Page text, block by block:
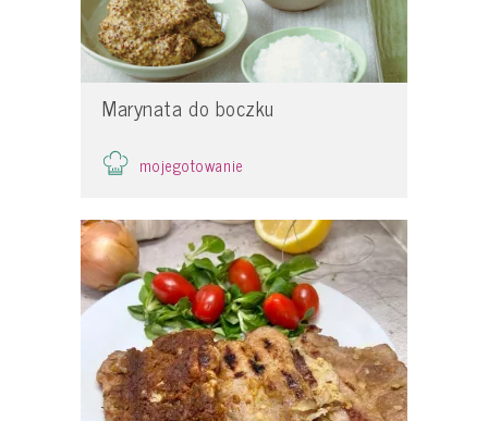
Marynata do boczku
mojegotowanie